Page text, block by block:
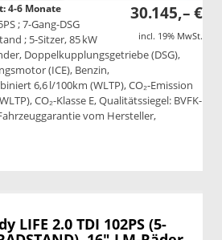
30.145,– €
incl. 19% MwSt.
4-6 Monate
; 7-Gang-DSG
; 5-Sitzer, 85 kW
Doppelkupplungsgetriebe (DSG),
(ICE), Benzin,
6,6 l/100km (WLTP), CO₂-Emission
CO₂-Klasse E, Qualitätssiegel: BVFK-
vom Hersteller,
drucken
LIFE 2.0 TDI 102PS (5-